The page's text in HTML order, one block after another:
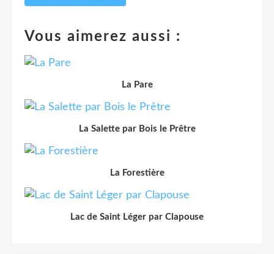
Vous aimerez aussi :
La Pare
La Salette par Bois le Prêtre
La Forestière
Lac de Saint Léger par Clapouse